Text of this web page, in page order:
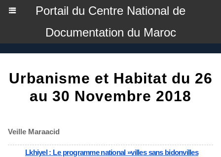
Portail du Centre National de
Documentation du Maroc
Urbanisme et Habitat du 26
au 30 Novembre 2018
Veille Maraacid
Lkhiyel : Le programme national »villes sans bidonvilles